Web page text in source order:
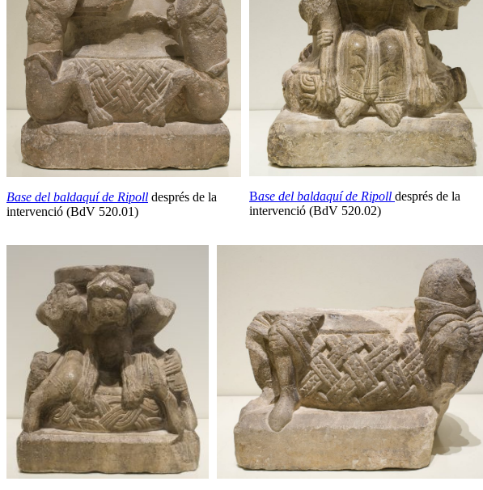
Base del baldaquí de Ripoll després de la
intervenció (BdV 520.01)
Base del baldaquí de Ripoll després de la
intervenció (BdV 520.02)